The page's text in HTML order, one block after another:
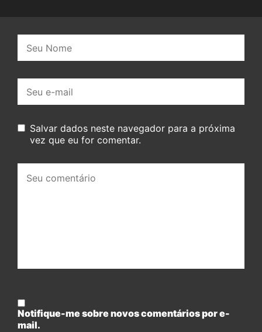
mail:
Salvar dados neste navegador para a próxima
vez que eu for comentar.
comentário:
Notifique-me sobre novos comentários por e-
mail.